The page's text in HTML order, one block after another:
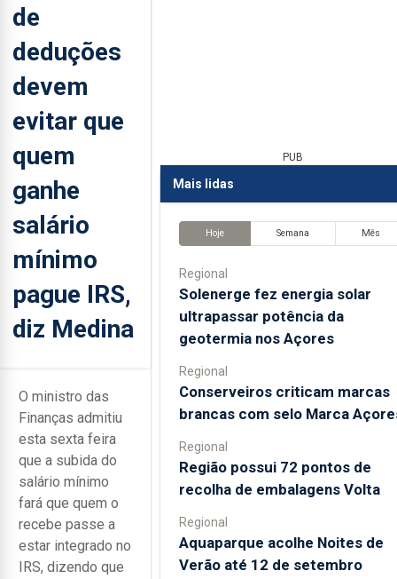
de
deduções
devem
evitar que
quem
ganhe
salário
mínimo
pague IRS,
diz Medina
O ministro das
Finanças admitiu
esta sexta feira
que a subida do
salário mínimo
fará que quem o
recebe passe a
estar integrado no
IRS, dizendo que
PUB
Mais lidas
Hoje Semana Mês
Regional
Solenerge fez energia solar
ultrapassar potência da
geotermia nos Açores
Regional
Conserveiros criticam marcas
brancas com selo Marca
Regional
Região possui 72 pontos de
recolha de embalagens Volta
Regional
Aquaparque acolhe Noites de
Verão até 12 de setembro